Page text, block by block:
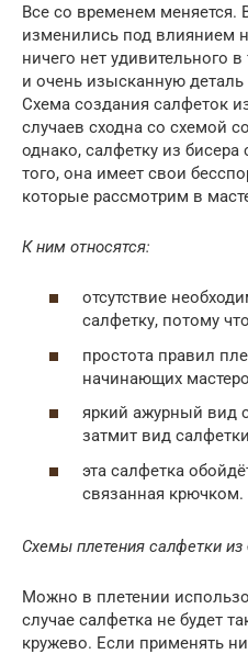
Все со временем меняется.
изменились под влиянием
ничего нет удивительного
и очень изысканную
Схема создания салфеток
случаев сходна со схемой
однако, салфетку из
того, она имеет свои
которые рассмотрим в
К ним относятся:
отсутствие
салфетку, потому
простота правил
начинающих
яркий ажурный вид
затмит вид
эта салфетка
связанная крючком.
Схемы плетения салфетки из
Можно в плетении
случае салфетка не будет
кружево. Если применять